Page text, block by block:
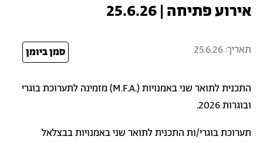
אירוע פתיחה | 25.6.26
תאריך: 25.6.26 סמן ביומן
התכנית לתואר שני באמנויות (.M.F.A) מזמינה לתערוכת בוגרי
ובוגרות 2026.
תערוכת בוגרי/ות התכנית לתואר שני באמנויות בבצלאל